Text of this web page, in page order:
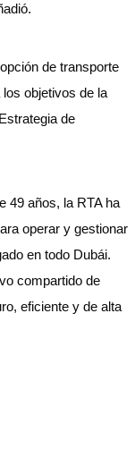
de transporte
objetivos de la
de
49 años, la RTA ha
operar y gestionar
en todo Dubái.
compartido de
eficiente y de alta